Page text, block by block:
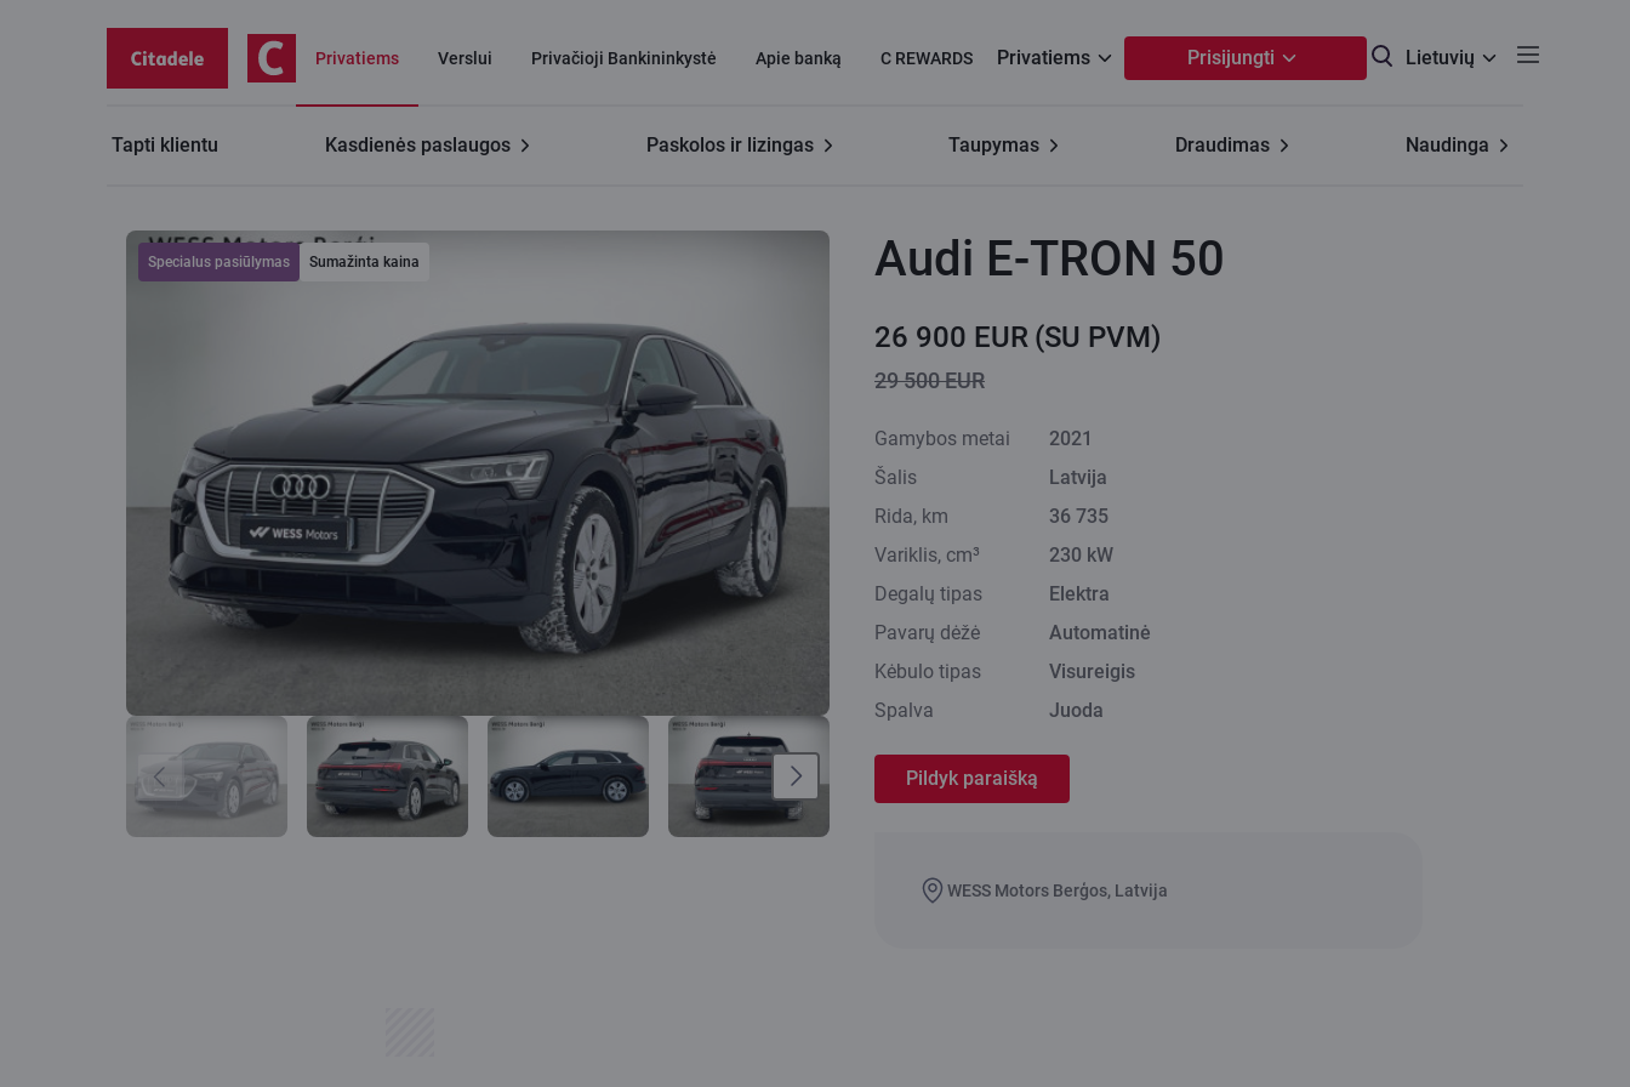
Privatiems Verslui Privačioji Bankininkystė Apie banką C REWARDS Privatiems Prisijungti Lietuvių
Tapti klientu Kasdienės paslaugos Paskolos ir lizingas Taupymas Draudimas Naudinga
Specialus pasiūlymas Sumažinta kaina Audi E-TRON 50
26 900 EUR (SU PVM)
29 500 EUR
Gamybos metai
2021
Šalis
Latvija
Rida, km
36 735
Variklis, cm³
230 kW
Degalų tipas
Elektra
Pavarų dėžė
Automatinė
Kėbulo tipas
Visureigis
Spalva
Juoda
Pildyk paraišką
WESS Motors Berģos, Latvija